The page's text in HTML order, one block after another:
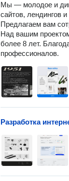
Мы — молодое и
сайтов, лендингов
Предлагаем вам
Над вашим
более 8 лет.
Разработка